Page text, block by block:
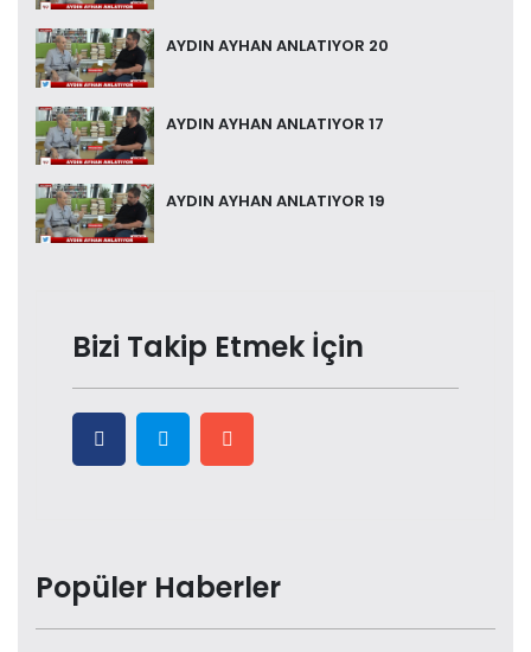
AYDIN AYHAN ANLATIYOR 20
AYDIN AYHAN ANLATIYOR 17
AYDIN AYHAN ANLATIYOR 19
Bizi Takip Etmek İçin
Popüler Haberler